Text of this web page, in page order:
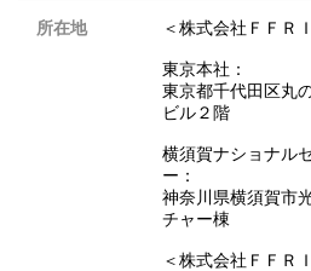
所在地 ＜株式会社ＦＦＲ
東京本社：
東京都千代田区丸
ビル２階
横須賀ナショナル
ー：
神奈川県横須賀市
チャー棟
＜株式会社ＦＦＲ